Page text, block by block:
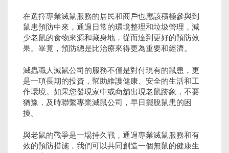
在選擇專業滅鼠服務的居民和商戶也應該積極參與到
鼠患預防中來，通過日常的環境整理和垃圾管理，減
少老鼠的食物來源和藏身地，從而達到更好的預防效
果。畢竟，預防總是比治療來得更為重要和經濟。
滅蟲職人滅鼠公司的服務不僅是對付現有的鼠患，更
是一項長期的投資，幫助維護健康、安全的生活和工
作環境。如果您發現家中或商舖出現老鼠跡象，不要
猶豫，及時聯繫專業滅鼠公司，早日擺脫鼠患的困
擾。
與老鼠的戰爭是一場持久戰，通過專業滅鼠服務和有
效的預防措施，我們可以共同創造一個無鼠的健康生